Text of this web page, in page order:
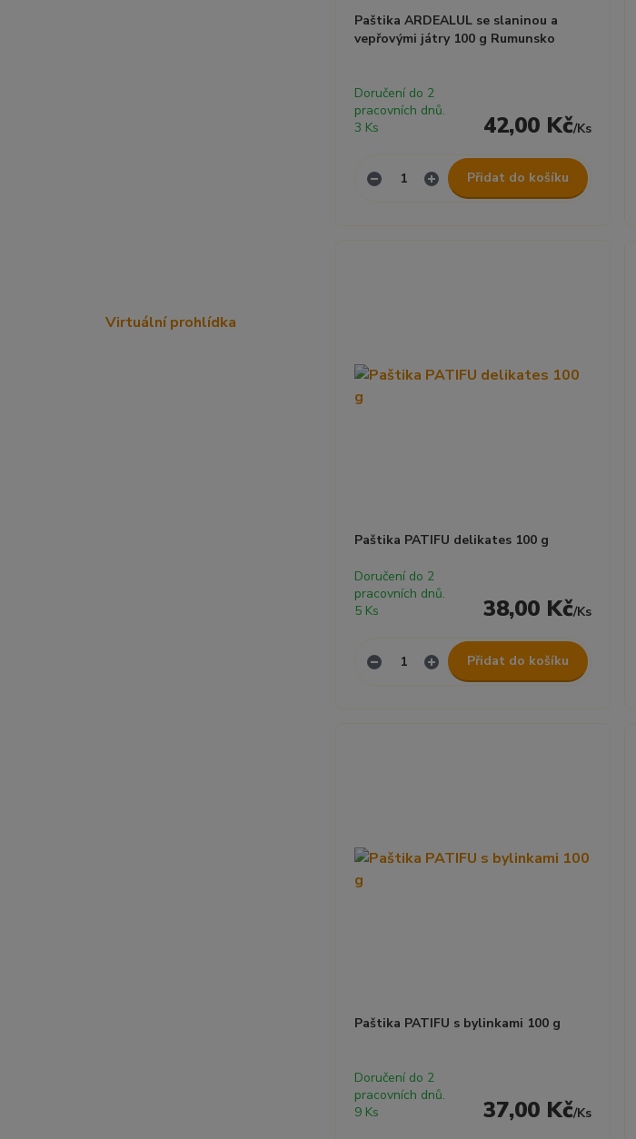
Paštika ARDEALUL se slaninou a
vepřovými játry 100 g Rumunsko
42,00 Kč/Ks
Doručení do 2
pracovních dnů.
3 Ks
Přidat do košíku
Paštika PATIFU delikates 100 g
38,00 Kč/Ks
Doručení do 2
pracovních dnů.
5 Ks
Přidat do košíku
Paštika PATIFU s bylinkami 100 g
37,00 Kč/Ks
Doručení do 2
pracovních dnů.
9 Ks
Virtuální prohlídka